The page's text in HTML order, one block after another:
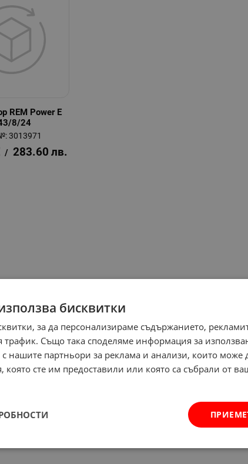
REM Power E
8/24
3013971
/ 283.60 лв.
бисквитки
за да персонализираме съдържанието,
Също така споделяме информация за
с нашите партньори за реклама и анализи, които може
която сте им предоставили или която са събрали от